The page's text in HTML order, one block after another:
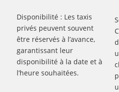
Disponibilité : Les taxis
privés peuvent souvent
être réservés à l’avance,
garantissant leur
disponibilité à la date et à
l’heure souhaitées.